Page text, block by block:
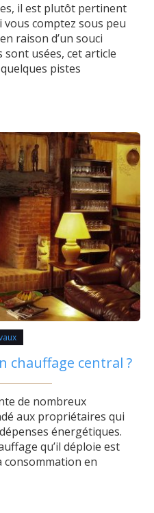
il est plutôt pertinent
vous comptez sous peu
raison d’un souci
sont usées, cet article
pistes
et prix de
l’achat de fenêtres ?
chauffage central ?
de nombreux
aux propriétaires qui
énergétiques.
qu’il déploie est
consommation en
une solution à la fois
Profiter d’un